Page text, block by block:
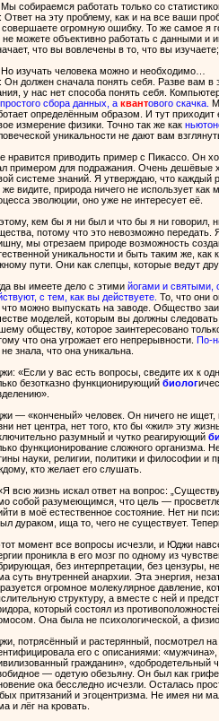
Мы собираемся работать только со
Ответ на эту проблему, как и на все ваши
огромную ошибку. То же самое я
не можете объективно работать с данными и
что вы вовлечены в то, что вы
Но изучать человека можно и необходимо…
Он должен сначала понять себя. Разве вам в
у нас нет способа понять себя.
сбора данных, а квантового скачка.
определённым образом. И тут
измерение физики. Точно так же как
уникальности не дают вам
нравится приводить пример с Пикассо. Он
примером для подражания. Очень дешёвые
системе знаний. Я утверждаю, что каждый
же видите, природа ничего не использует
эволюции, оно уже не интересует её.
кем бы я ни был и что бы я ни говорил,
потому что это невозможно
мы отрезаем природе возможность
уникальности и быть таким же, как
пути. Они как слепцы, которые ведут
вы имеете дело с этими йогами и святыми,
с тем, как вы действуете. То, что они
что можно выпускать на заводе. Общество
моделей, которым вы должны
обществу, которое заинтересовано
что она угрожает его непрерывности.
По-
знала, что она уникальна.
«Если у вас есть вопросы, сведите их к
безотказно функционирующий биолог
— «конченый» человек. Он ничего не ищет,
нет центра, нет того, кто бы «жил» эту
разумный и чутко реагирующий
функционирование сложного организма.
науки, религии, политики и философии и
кто желает его слушать.
всю жизнь искал ответ на вопрос:
собой разумеющимся, что цель —
в моё естественное состояние. Нет ни
дураком, ища то, чего не существует.
момент все вопросы исчезли, и Юджи
проникла в его мозг по одному из
без интерпретации, без цензуры,
суть внутренней анархии. Эта энергия,
огромное молекулярное давление,
структуру, а вместе с ней и
который состоял из
Она была не психологической, а
потрясённый и растерянный, посмотрел на
его с описаниями:
гражданин», «добродетельный
— одетую обезьяну. Он был как
ока бесследно исчезли. Осталась
притязаний и эгоцентризма. Не имея ни
и лёг на кровать.